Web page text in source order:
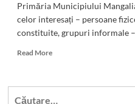
Primăria Municipiului
celor interesați – persoane
constituite, grupuri informale
Read MoreRead
Ședință
Caută